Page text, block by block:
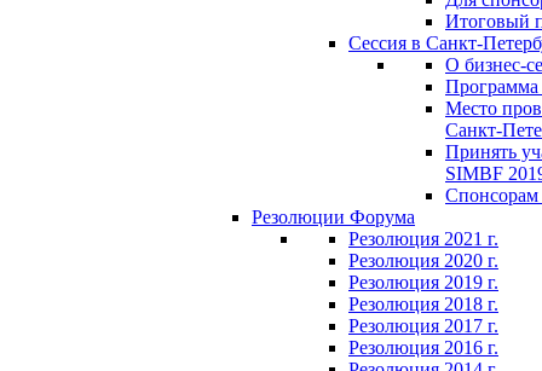
Итоговый
Сессия в Санкт-
О бизнес-
Программа
Место
Санкт-
Принять
SIMBF
Спонсорам
Резолюции Форума
Резолюция 2021 г.
Резолюция 2020 г.
Резолюция 2019 г.
Резолюция 2018 г.
Резолюция 2017 г.
Резолюция 2016 г.